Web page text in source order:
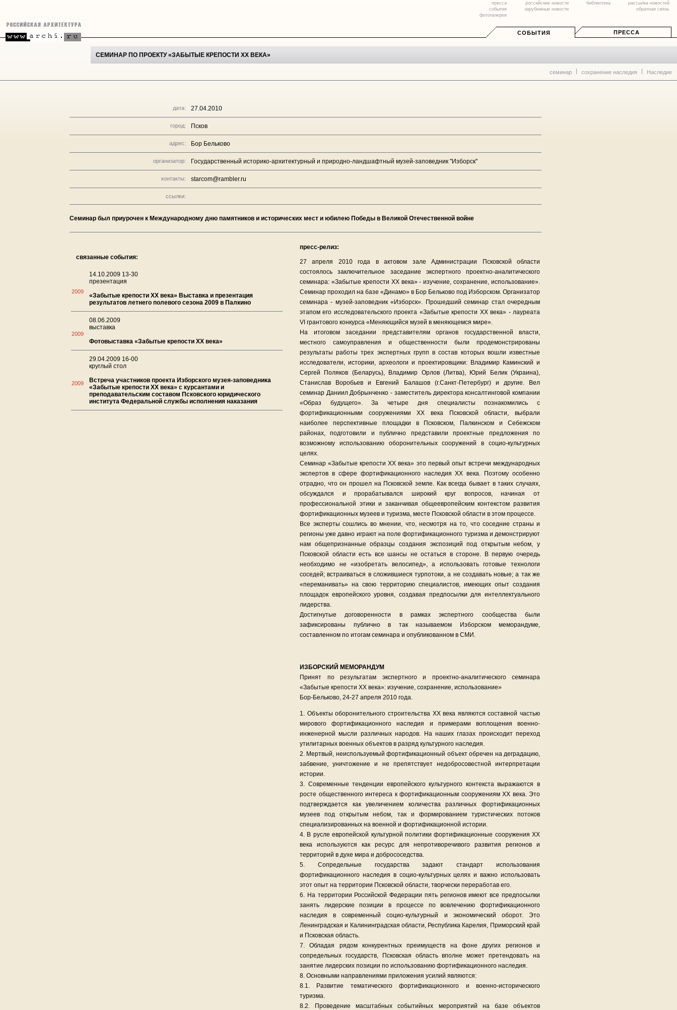
пресса
события
фотогалерея
российские новости
зарубежные новости
библиотека
рассылка новостей
обратная связь
СОБЫТИЯ ПРЕССА
СЕМИНАР ПО ПРОЕКТУ «ЗАБЫТЫЕ КРЕПОСТИ ХХ ВЕКА»
семинар сохранение наследия Наследие
дата: 27.04.2010
город: Псков
адрес: Бор Бельково
организатор: Государственный историко-архитектурный и природно-ландшафтный музей-заповедник "Изборск"
контакты: starcom@rambler.ru
ссылки:
Семинар был приурочен к Международному дню памятников и исторических мест и юбилею Победы в Великой Отечественной войне
связанные события:
2009
14.10.2009 13-30
презентация
«Забытые крепости ХХ века» Выставка и презентация
результатов летнего полевого сезона 2009 в Палкино
2009
08.06.2009
выставка
Фотовыставка «Забытые крепости ХХ века»
2009
29.04.2009 16-00
круглый стол
Встреча участников проекта Изборского музея-заповедника
«Забытые крепости ХХ века» с курсантами и
преподавательским составом Псковского юридического
института Федеральной службы исполнения наказания
пресс-релиз:
27 апреля 2010 года в актовом зале Администрации Псковской области
состоялось заключительное заседание экспертного проектно-аналитического
семинара: «Забытые крепости ХХ века» - изучение, сохранение, использование».
Семинар проходил на базе «Динамо» в Бор Бельково под Изборском. Организатор
семинара - музей-заповедник «Изборск». Прошедший семинар стал очередным
этапом его исследовательского проекта «Забытые крепости ХХ века» - лауреата
VI грантового конкурса «Меняющийся музей в меняющемся мире».
На итоговом заседании представителям органов государственной власти,
местного самоуправления и общественности были продемонстрированы
результаты работы трех экспертных групп в состав которых вошли известные
исследователи, историки, археологи и проектировщики: Владимир Каминский и
Сергей Поляков (Беларусь), Владимир Орлов (Литва), Юрий Белик (Украина),
Станислав Воробьев и Евгений Балашов (г.Санкт-Петербург) и другие. Вел
семинар Даниил Добрынченко - заместитель директора консалтинговой компании
«Образ будущего». За четыре дня специалисты познакомились с
фортификационными сооружениями ХХ века Псковской области, выбрали
наиболее перспективные площадки в Псковском, Палкинском и Себежском
районах, подготовили и публично представили проектные предложения по
возможному использованию оборонительных сооружений в социо-культурных
целях.
Семинар «Забытые крепости ХХ века» это первый опыт встречи международных
экспертов в сфере фортификационного наследия ХХ века. Поэтому особенно
отрадно, что он прошел на Псковской земле. Как всегда бывает в таких случаях,
обсуждался и прорабатывался широкий круг вопросов, начиная от
профессиональной этики и заканчивая общеевропейским контекстом развития
фортификационных музеев и туризма, месте Псковской области в этом процессе.
Все эксперты сошлись во мнении, что, несмотря на то, что соседние страны и
регионы уже давно играют на поле фортификационного туризма и демонстрируют
нам общепризнанные образцы создания экспозиций под открытым небом, у
Псковской области есть все шансы не остаться в стороне. В первую очередь
необходимо не «изобретать велосипед», а использовать готовые технологи
соседей; встраиваться в сложившиеся турпотоки, а не создавать новые; а так же
«переманивать» на свою территорию специалистов, имеющих опыт создания
площадок европейского уровня, создавая предпосылки для интеллектуального
лидерства.
Достигнутые договоренности в рамках экспертного сообщества были
зафиксированы публично в так называемом Изборском меморандуме,
составленном по итогам семинара и опубликованном в СМИ.
ИЗБОРСКИЙ МЕМОРАНДУМ
Принят по результатам экспертного и проектно-аналитического семинара
«Забытые крепости ХХ века»: изучение, сохранение, использование»
Бор-Бельково, 24-27 апреля 2010 года.
1. Объекты оборонительного строительства ХХ века являются составной частью
мирового фортификационного наследия и примерами воплощения военно-
инженерной мысли различных народов. На наших глазах происходит переход
утилитарных военных объектов в разряд культурного наследия.
2. Мертвый, неиспользуемый фортификационный объект обречен на деградацию,
забвение, уничтожение и не препятствует недобросовестной интерпретации
истории.
3. Современные тенденции европейского культурного контекста выражаются в
росте общественного интереса к фортификационным сооружениям ХХ века. Это
подтверждается как увеличением количества различных фортификационных
музеев под открытым небом, так и формированием туристических потоков
специализированных на военной и фортификационной истории.
4. В русле европейской культурной политики фортификационные сооружения ХХ
века используются как ресурс для непротиворечивого развития регионов и
территорий в духе мира и добрососедства.
5. Сопредельные государства задают стандарт использования
фортификационного наследия в социо-культурных целях и важно использовать
этот опыт на территории Псковской области, творчески переработав его.
6. На территории Российской Федерации пять регионов имеют все предпосылки
занять лидерские позиции в процессе по вовлечению фортификационного
наследия в современный социо-культурный и экономический оборот. Это
Ленинградская и Калининградская области, Республика Карелия, Приморский край
и Псковская область.
7. Обладая рядом конкурентных преимуществ на фоне других регионов и
сопредельных государств, Псковская область вполне может претендовать на
занятие лидерских позиции по использованию фортификационного наследия.
8. Основными направлениями приложения усилий являются:
8.1. Развитие тематического фортификационного и военно-исторического
туризма.
8.2. Проведение масштабных событийных мероприятий на базе объектов